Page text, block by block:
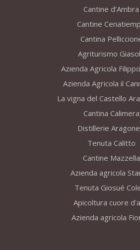
Cantine d’Ambra
Cantine
Cantina
Agriturismo
Azienda Agricola
Azienda Agricola il
La vigna del Castello
Cantina Calimera
Distillerie
Tenuta Calitto
Cantine Mazzella
Azienda agricola
Tenuta Giosué
Apicoltura cuore
Azienda agricola